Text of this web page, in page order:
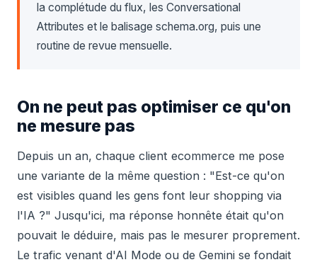
la complétude du flux, les Conversational
Attributes et le balisage schema.org, puis une
routine de revue mensuelle.
On ne peut pas optimiser ce qu'on
ne mesure pas
Depuis un an, chaque client ecommerce me pose
une variante de la même question : "Est-ce qu'on
est visibles quand les gens font leur shopping via
l'IA ?" Jusqu'ici, ma réponse honnête était qu'on
pouvait le déduire, mais pas le mesurer proprement.
Le trafic venant d'AI Mode ou de Gemini se fondait